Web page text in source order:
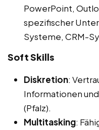
PowerPoint,
spezifischer
Systeme, CRM-
Soft Skills
Diskretion:
Informationen
(Pfalz).
Multitasking: